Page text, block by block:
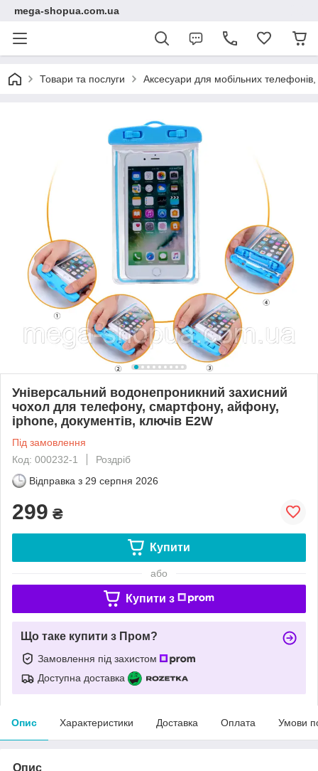
mega-shopua.com.ua
Товари та послуги Аксесуари для мобільних телефонів,
Універсальний водонепроникний захисний
чохол для телефону, смартфону, айфону,
iphone, документів, ключів E2W
Під замовлення
Код: 000232-1
Роздріб
Відправка з 29 серпня 2026
299 ₴
Купити
або
Купити з
Що таке купити з Пром?
Замовлення під захистом
Доступна доставка
Опис Характеристики Доставка Оплата Умови
Опис